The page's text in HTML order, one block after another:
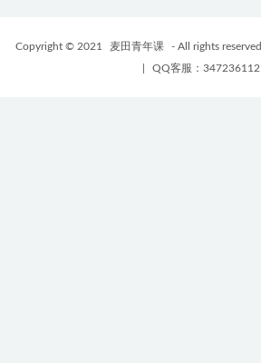
Copyright © 2021 麦田青年课 - All rights reserved
QQ客服：347236112